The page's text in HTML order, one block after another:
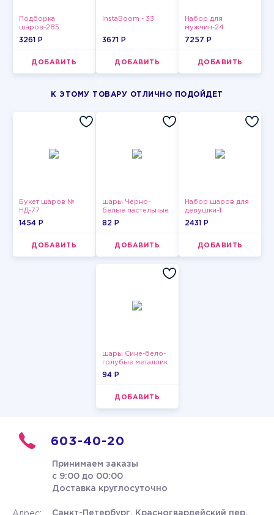
Подборка
шаров-285
3261 P
ДОБАВИТЬ
InstaBoom - 33
3671 P
ДОБАВИТЬ
Набор для
мужчин-24
7257 P
ДОБАВИТЬ
К ЭТОМУ ТОВАРУ ОТЛИЧНО ПОДОЙДЕТ
Букет шаров №
НД-77
1454 P
ДОБАВИТЬ
шары Черно-
белые пастельные
82 P
ДОБАВИТЬ
Набор шаров для
девушки-1
2431 P
ДОБАВИТЬ
шары Сине-бело-
голубые металлик
94 P
ДОБАВИТЬ
603-40-20
Принимаем заказы
с 9:00 до 00:00
Доставка круглосуточно
Санкт-Петербург, Красногвардейский пер.